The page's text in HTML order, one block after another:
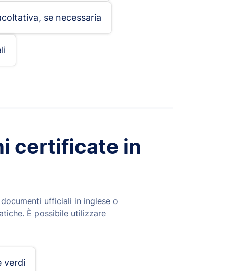
se necessaria
certificate in
ufficiali in inglese o
È possibile utilizzare
verdi